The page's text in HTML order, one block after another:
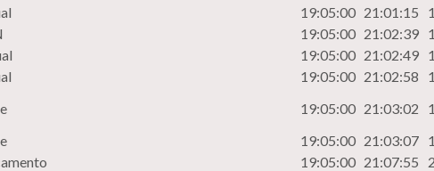
19:05:00 21:01:15
19:05:00 21:02:39
19:05:00 21:02:49
19:05:00 21:02:58
19:05:00 21:03:02
19:05:00 21:03:07
19:05:00 21:07:55